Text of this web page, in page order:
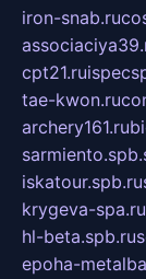
iron-snab.ru
cpt21.ru
tae-kwon.ru
archery161.ru
iskatour.spb.ru
krygeva-spa.ru
hl-beta.spb.ru
epoha-